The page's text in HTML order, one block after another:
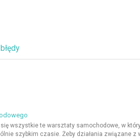
wszystkie te warsztaty samochodowe, w
szybkim czasie. Żeby działania związane z